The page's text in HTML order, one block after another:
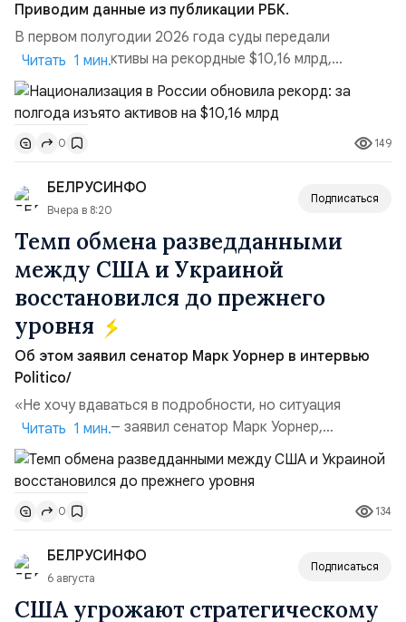
Приводим данные из публикации РБК.
В первом полугодии 2026 года суды передали
государству активы на рекордные $10,16 млрд,
подсчитали аналитики AK&M. Это в 2,5 раза больше,
чем за аналогичный период 2025 года ($3,95 млрд).
Всего зафиксировано 15 национализационных
транзакций, которые обеспечили 42,2% денежного
объёма всего российского рынка слияний и
поглощений. Крупнейшей ...
Читать 1 мин.
0 149
БЕЛРУСИНФО
Вчера в 8:20
Подписаться
Темп обмена разведданными
между США и Украиной
восстановился до прежнего
уровня
Об этом заявил сенатор Марк Уорнер в интервью
Politico/
«Не хочу вдаваться в подробности, но ситуация
улучшилась», — заявил сенатор Марк Уорнер,
высокопоставленный член комитета по разведке,
добавив, что использование Украиной беспилотников и
ракет большой дальности позволило ей наносить
удары вглубь российской территории и укрепило её
позиции.Сотрудничество со стороны США стало
ключом к позитивному пов...
Читать 1 мин.
0 134
БЕЛРУСИНФО
6 августа
Подписаться
США угрожают стратегическому